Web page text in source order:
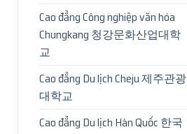
Cao đẳng Công nghiệp văn hóa
Chungkang 청강문화산업대학
교
Cao đẳng Du lịch Cheju 제주관광
대학교
Cao đẳng Du lịch Hàn Quốc 한국